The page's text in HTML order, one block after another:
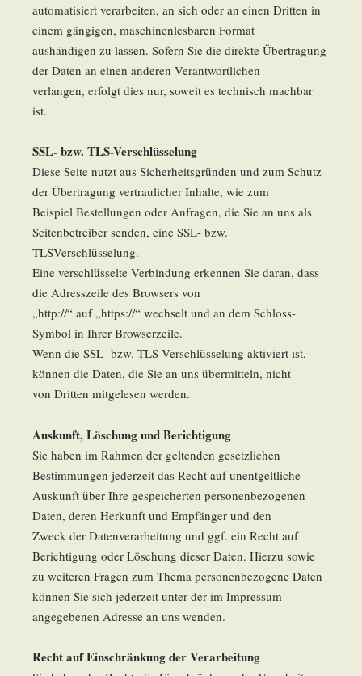
automatisiert verarbeiten, an sich oder an einen Dritten in
einem gängigen, maschinenlesbaren Format
aushändigen zu lassen. Sofern Sie die direkte Übertragung
der Daten an einen anderen Verantwortlichen
verlangen, erfolgt dies nur, soweit es technisch machbar
ist.
SSL- bzw. TLS-Verschlüsselung
Diese Seite nutzt aus Sicherheitsgründen und zum Schutz
der Übertragung vertraulicher Inhalte, wie zum
Beispiel Bestellungen oder Anfragen, die Sie an uns als
Seitenbetreiber senden, eine SSL- bzw.
TLSVerschlüsselung.
Eine verschlüsselte Verbindung erkennen Sie daran, dass
die Adresszeile des Browsers von
„http://“ auf „https://“ wechselt und an dem Schloss-
Symbol in Ihrer Browserzeile.
Wenn die SSL- bzw. TLS-Verschlüsselung aktiviert ist,
können die Daten, die Sie an uns übermitteln, nicht
von Dritten mitgelesen werden.
Auskunft, Löschung und Berichtigung
Sie haben im Rahmen der geltenden gesetzlichen
Bestimmungen jederzeit das Recht auf unentgeltliche
Auskunft über Ihre gespeicherten personenbezogenen
Daten, deren Herkunft und Empfänger und den
Zweck der Datenverarbeitung und ggf. ein Recht auf
Berichtigung oder Löschung dieser Daten. Hierzu sowie
zu weiteren Fragen zum Thema personenbezogene Daten
können Sie sich jederzeit unter der im Impressum
angegebenen Adresse an uns wenden.
Recht auf Einschränkung der Verarbeitung